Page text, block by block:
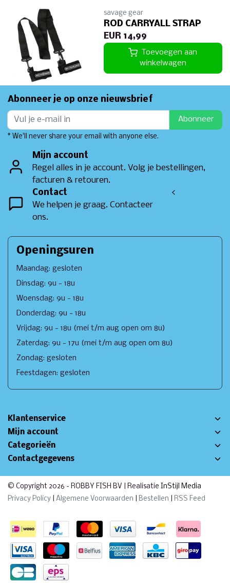
savage gear
ROD CARRYALL STRAP
EUR 14,99
Toevoegen aan
winkelwagen
Abonneer je op onze nieuwsbrief
Abonneer
* We'll never share your email with anyone else.
Mijn account
Regel alles in je account. Volg je bestellingen,
facturen & retouren.
Contact
We helpen je graag. Contacteer
ons.
<
Openingsuren
Maandag: gesloten
Dinsdag: 9u - 18u
Woensdag: 9u - 18u
Donderdag: 9u - 18u
Vrijdag: 9u - 18u (mei t/m aug open om 8u)
Zaterdag: 9u - 17u (mei t/m aug open om 8u)
Zondag: gesloten
Feestdagen: gesloten
Klantenservice
Mijn account
Categorieën
Contactgegevens
© Copyright 2026 - ROBBY FISH BV | Realisatie InStijl Media
Privacy Policy
Algemene Voorwaarden Bestellen RSS Feed